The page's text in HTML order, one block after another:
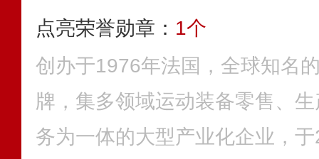
点亮荣誉勋章： 1个
创办于1976年法国，全球知名
牌，集多领域运动装备零售、
务为一体的大型产业化企业，